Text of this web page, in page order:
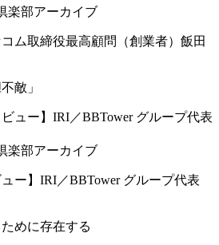
楽部アーカイブ
コム取締役最高顧問（創業者）飯田
敵」
楽部アーカイブ
ュー】IRI／BBTower グループ代表
めに存在する